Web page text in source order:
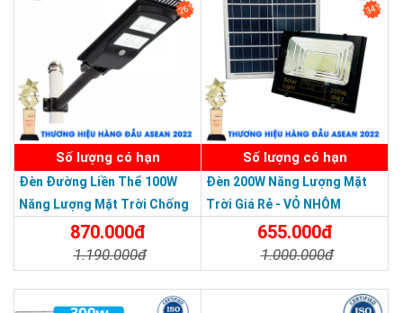
CÔNG TY TNHH TM KT HOÀNG QUỐC BẢO
Hotline: 0937.685.000
Trụ sở chính: 126 Tân Quý, P.Tân Quý, Q.Tân Phú, TP.HCM
Chi Nhánh Thủ Đức: 307 Quốc lộ 13 Phường Hiệp Bình Phước ,
Thành Phố Thủ Đức.
Biên Hoà, Tỉnh Đồng Nai
SẢN PHẨM DỊCH VỤ CHẤT LƯỢNG ASEAN 2019
26%
Số lượng có hạn
Đèn Đường Liền Thể 100W
Năng Lượng Mặt Trời Chống
Nước Giá Rẻ870.000đ
1.190.000đ
34%
Số lượng có hạn
Đèn 200W Năng Lượng Mặt
Trời Giá Rẻ - VỎ NHÔM
655.000đ
1.000.000đ